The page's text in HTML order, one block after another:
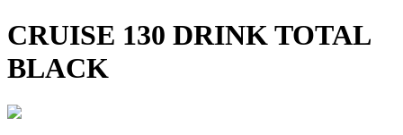
CRUISE 130 DRINK TOTAL
BLACK